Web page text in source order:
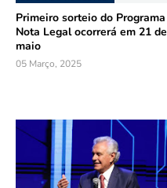
Primeiro sorteio do Programa
Nota Legal ocorrerá em 21 de
maio
05 Março, 2025